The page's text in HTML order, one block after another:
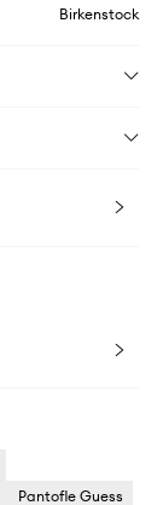
Birkenstock
Pantofle Guess